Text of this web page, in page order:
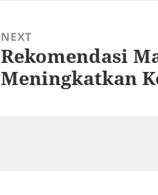
NEXT
Next
post:
Rekomendasi
Meningkatkan